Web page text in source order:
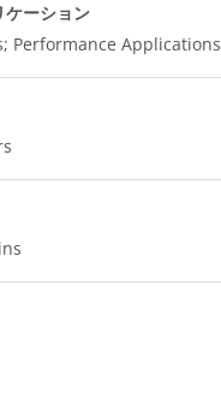
ケーション
Performance Applications